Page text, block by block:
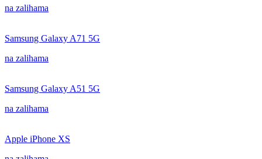
na zalihama
Samsung Galaxy A71 5G
na zalihama
Samsung Galaxy A51 5G
na zalihama
Apple iPhone XS